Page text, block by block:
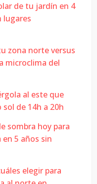
de tu jardín en 4
lugares
zona norte versus
microclima del
al este que
de 14h a 20h
sombra hoy para
5 años sin
elegir para